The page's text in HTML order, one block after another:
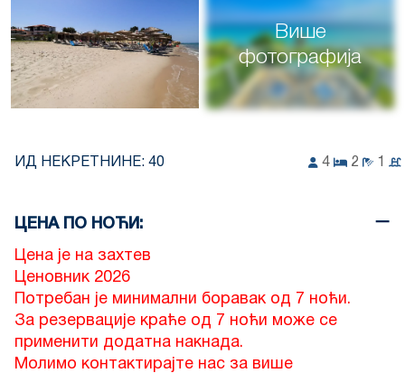
Више
фотографија
ИД НЕКРЕТНИНЕ: 40 4 2 1
ЦЕНА ПО НОЋИ:
Цена је на захтев
Ценовник 2026
Потребан је минимални боравак од 7 ноћи.
За резервације краће од 7 ноћи може се
применити додатна накнада.
Молимо контактирајте нас за више